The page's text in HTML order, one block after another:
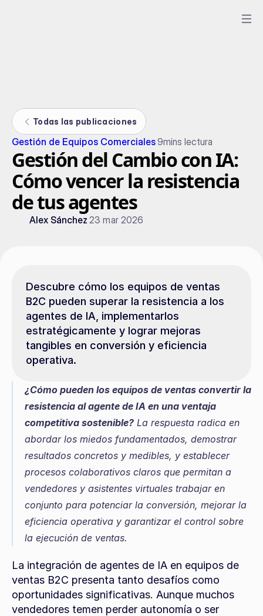
Todas las publicaciones
Gestión de Equipos Comerciales9mins lectura
Gestión del Cambio con IA:
Cómo vencer la resistencia
de tus agentes
Alex Sánchez 23 mar 2026
Descubre cómo los equipos de ventas
B2C pueden superar la resistencia a los
agentes de IA, implementarlos
estratégicamente y lograr mejoras
tangibles en conversión y eficiencia
operativa.
¿Cómo pueden los equipos de ventas convertir la
resistencia al agente de IA en una ventaja
competitiva sostenible? La respuesta radica en
abordar los miedos fundamentados, demostrar
resultados concretos y medibles, y establecer
procesos colaborativos claros que permitan a
vendedores y asistentes virtuales trabajar en
conjunto para potenciar la conversión, mejorar la
eficiencia operativa y garantizar el control sobre
la ejecución de ventas.
La integración de agentes de IA en equipos de
ventas B2C presenta tanto desafíos como
oportunidades significativas. Aunque muchos
vendedores temen perder autonomía o ser